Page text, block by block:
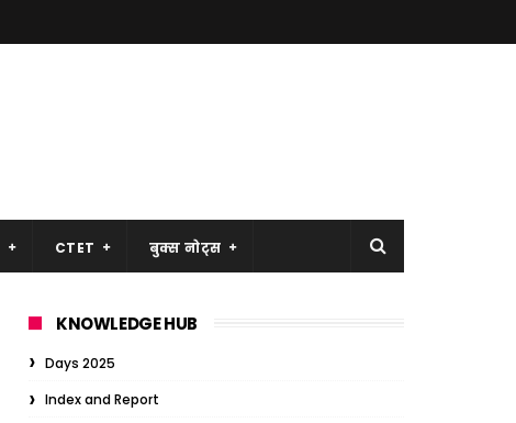
CTET बुक्स नोट्स
KNOWLEDGE HUB
Days 2025
Index and Report